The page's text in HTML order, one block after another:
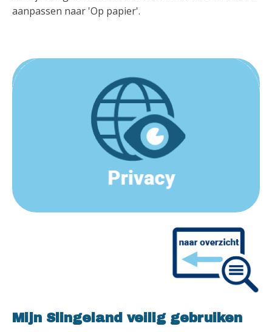
aanpassen naar 'Op papier'.
Mijn Slingeland veilig gebruiken